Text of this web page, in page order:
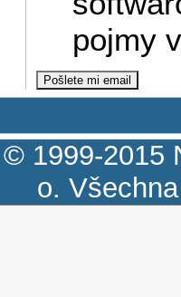
pojmy
© 1999-2015
o.